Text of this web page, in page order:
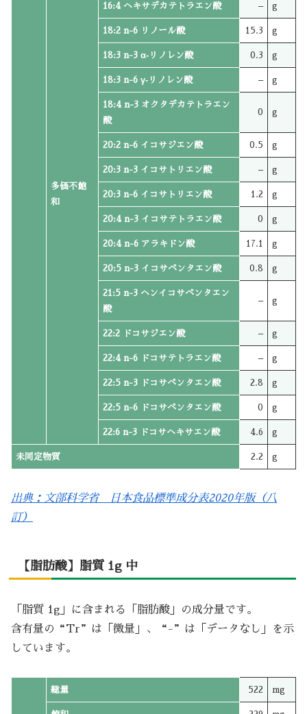
多価不飽
和
16:4 ヘキサデカテトラエン酸 – g
18:2 n-6 リノール酸 15.3 g
18:3 n-3 α‐リノレン酸 0.3 g
18:3 n-6 γ‐リノレン酸 – g
18:4 n-3 オクタデカテトラエン
酸
0 g
20:2 n-6 イコサジエン酸 0.5 g
20:3 n-3 イコサトリエン酸 – g
20:3 n-6 イコサトリエン酸 1.2 g
20:4 n-3 イコサテトラエン酸 0 g
20:4 n-6 アラキドン酸 17.1 g
20:5 n-3 イコサペンタエン酸 0.8 g
21:5 n-3 ヘンイコサペンタエン
酸
– g
22:2 ドコサジエン酸 – g
22:4 n-6 ドコサテトラエン酸 – g
22:5 n-3 ドコサペンタエン酸 2.8 g
22:5 n-6 ドコサペンタエン酸 0 g
22:6 n-3 ドコサヘキサエン酸 4.6 g
未同定物質 2.2 g
出典：文部科学省 日本食品標準成分表2020年版（八
訂）
【脂肪酸】脂質 1g 中
「脂質 1g」に含まれる「脂肪酸」の成分量です。
含有量の“Tr”は「微量」、“-”は「データなし」を示
しています。
総量 522 mg